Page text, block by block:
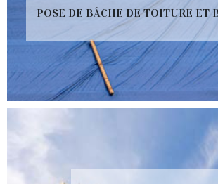
POSE DE BÂCHE DE TOITURE ET